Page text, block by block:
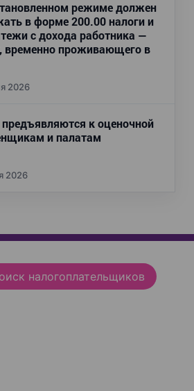
режиме должен
в форме 200.00 налоги и
с дохода работника —
временно проживающего в
2026
предъявляются к оценочной
и палатам
2026
налогоплательщиков